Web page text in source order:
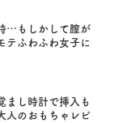
…もしかして膣が
テふわふわ女子に
まし時計で挿入も
人のおもちゃレビ